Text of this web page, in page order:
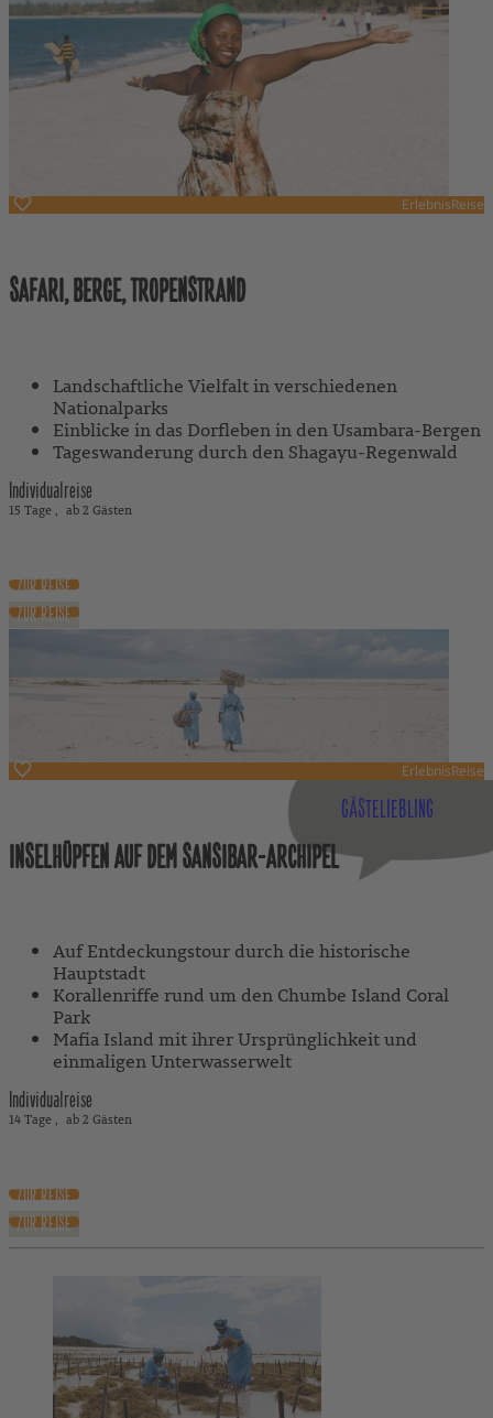
ErlebnisReise
SAFARI, BERGE, TROPENSTRAND
Landschaftliche Vielfalt in verschiedenen
Nationalparks
Einblicke in das Dorfleben in den Usambara-Bergen
Tageswanderung durch den Shagayu-Regenwald
Individualreise
15 Tage ab 2 Gästen
ZUR REISE
ZUR REISE
GÄSTELIEBLING
ErlebnisReise
INSELHÜPFEN AUF DEM SANSIBAR-ARCHIPEL
Auf Entdeckungstour durch die historische
Hauptstadt
Korallenriffe rund um den Chumbe Island Coral
Park
Mafia Island mit ihrer Ursprünglichkeit und
einmaligen Unterwasserwelt
Individualreise
14 Tage ab 2 Gästen
ZUR REISE
ZUR REISE